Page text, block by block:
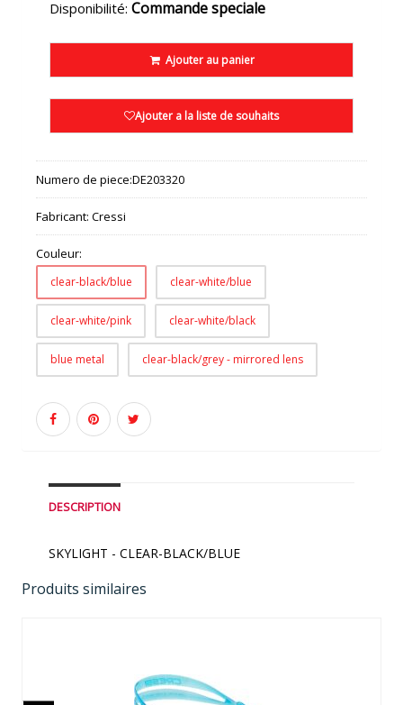
Disponibilité: Commande speciale
Ajouter au panier
Ajouter a la liste de souhaits
Numero de piece:DE203320
Fabricant: Cressi
Couleur:
clear-black/blue clear-white/blue
clear-white/pink clear-white/black
blue metal clear-black/grey - mirrored lens
DESCRIPTION
SKYLIGHT - CLEAR-BLACK/BLUE
Produits similaires